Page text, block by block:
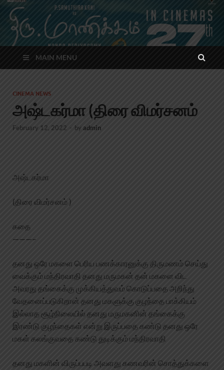
MAIN MENU
CINEMA NEWS
அஷ்டகர்மா (திரை விமர்சனம்
February 12, 2022 - byadmin
அஷ்டகர்மா
(திரை விமர்சனம் )
கதை
———–
தனது ஒரே மகளை பெரிய பணக்காரனுக்கு திருமணம் செய்து
வைக்கும் மந்திரவாதி தனது மருமகன் தன் மகளை விட
அவரது தங்கைக்கு முக்கியத்துவம் கொடுப்பதை அறிந்து
வேதனைப்படுகிறான் தனது மகளுக்கு குழந்தை பாக்கியம்
இல்லாத சூழ்நிலையில் தனது மருமகனின் தங்கைக்கு
இரண்டு குழந்தைகள் என்று இருப்பதை கண்டு தனது ஒரே
மகள் கலங்குவதை கண்டு துடிக்கும் மந்திரவாதி
தனது மகளின் விருப்பபடி அவளது கணவரின் சொத்துக்களை